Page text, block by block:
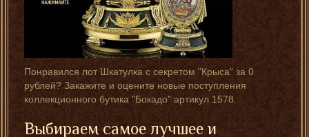
Понравился лот Шкатулка с секретом "Крыса" за 0
рублей? Закажите и оцените новые поступления
коллекционного бутика "Бокадо" артикул 1578.
Выбираем самое лучшее и